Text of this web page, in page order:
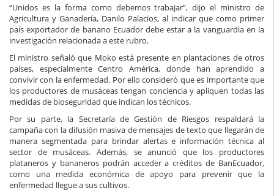
“Unidos es la forma como debemos trabajar”, dijo el ministro de
Agricultura y Ganadería, Danilo Palacios, al indicar que como primer
país exportador de banano Ecuador debe estar a la vanguardia en la
investigación relacionada a este rubro.
El ministro señaló que Moko está presente en plantaciones de otros
países, especialmente Centro América, donde han aprendido a
convivir con la enfermedad. Por ello consideró que es importante que
los productores de musáceas tengan conciencia y apliquen todas las
medidas de bioseguridad que indican los técnicos.
Por su parte, la Secretaría de Gestión de Riesgos respaldará la
campaña con la difusión masiva de mensajes de texto que llegarán de
manera segmentada para brindar alertas e información técnica al
sector de musáceas. Además, se anunció que los productores
plataneros y bananeros podrán acceder a créditos de BanEcuador,
como una medida económica de apoyo para prevenir que la
enfermedad llegue a sus cultivos.